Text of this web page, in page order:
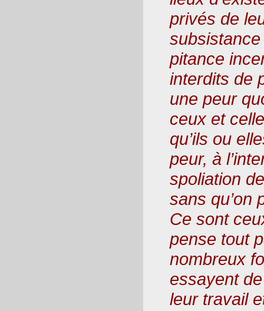
privés de
pitance
interdits de
une peur
ceux et
qu’ils ou
peur, à
spoliation
sans qu’on
Ce sont
pense tout
nombreux
essayent
leur travail